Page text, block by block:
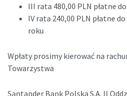
III rata 480,00 PLN płatne
IV rata 240,00 PLN płatne
roku
Wpłaty prosimy kierować na
Towarzystwa
Santander Bank Polska S.A. II